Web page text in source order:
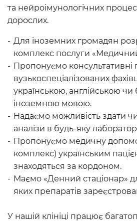
та нейроімунологічних
дорослих.
Для іноземних громадян
комплекс послуги
Пропонуємо консультативні
вузькоспеціалізованих
українською, англійською
іноземною мовою.
Надаємо можливість здати
аналізи в будь-яку
Пропонуємо медичну
комплекс) українським
знаходяться за кордоном.
Маємо «Денний стаціонар»
яких препаратів
У нашій клініці працює